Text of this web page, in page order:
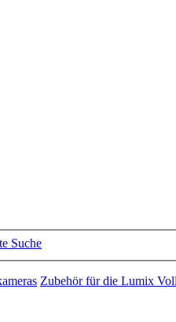
Suche
Zubehör für die Lumix